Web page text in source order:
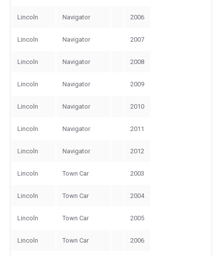
Lincoln Navigator 2006
Lincoln Navigator 2007
Lincoln Navigator 2008
Lincoln Navigator 2009
Lincoln Navigator 2010
Lincoln Navigator 2011
Lincoln Navigator 2012
Lincoln Town Car 2003
Lincoln Town Car 2004
Lincoln Town Car 2005
Lincoln Town Car 2006